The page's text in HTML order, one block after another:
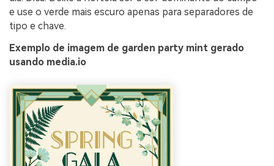
e use o verde mais escuro apenas para separadores de
tipo e chave.
Exemplo de imagem de garden party mint gerado
usando media.io